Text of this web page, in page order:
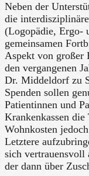
Neben der
die
(Logopädie, Ergo-
gemeinsamen
Aspekt von großer
den vergangenen
Dr. Middeldorf zu
Spenden sollen
Patientinnen und
Krankenkassen
Wohnkosten
Letztere
sich vertrauensvoll
der dann über